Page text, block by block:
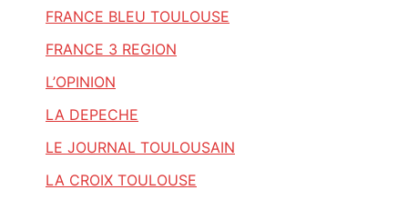
FRANCE BLEU TOULOUSE
FRANCE 3 REGION
L’OPINION
LA DEPECHE
LE JOURNAL TOULOUSAIN
LA CROIX TOULOUSE